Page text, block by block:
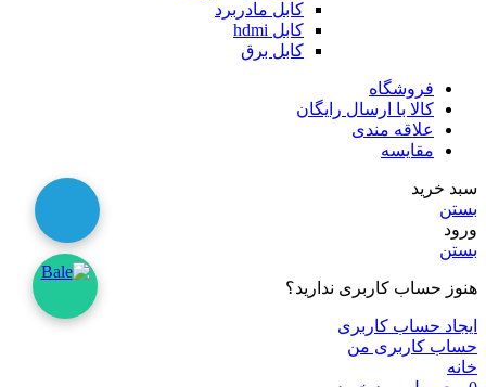
کابل مادربرد
کابل hdmi
کابل برق
فروشگاه
کالا با ارسال رایگان
علاقه مندی
مقایسه
سبد خرید
بستن
ورود
بستن
هنوز حساب کاربری ندارید؟
ایجاد حساب کاربری
حساب کاربری من
خانه